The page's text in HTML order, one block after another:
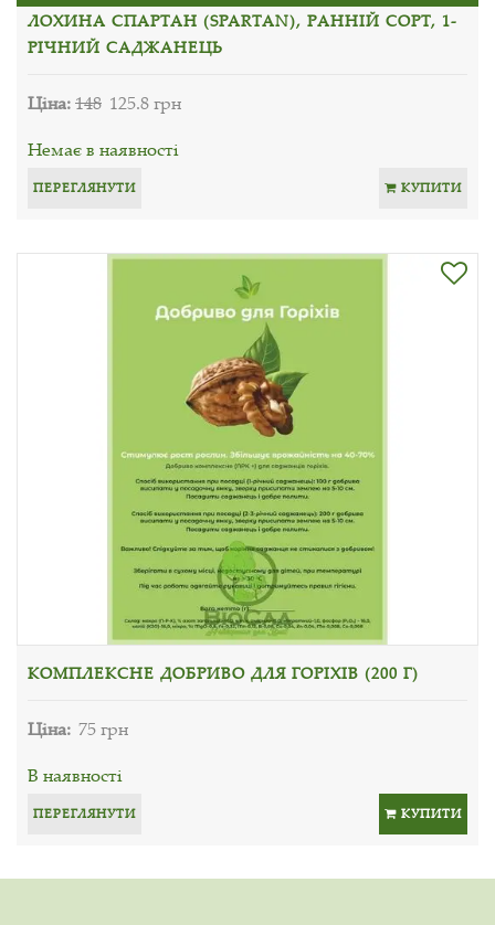
ЛОХИНА СПАРТАН (SPARTAN), РАННІЙ СОРТ, 1-
РІЧНИЙ САДЖАНЕЦЬ
Ціна:148 125.8 грн
Немає в наявності
ПЕРЕГЛЯНУТИ КУПИТИ
КОМПЛЕКСНЕ ДОБРИВО ДЛЯ ГОРІХІВ (200 Г)
Ціна: 75 грн
В наявності
ПЕРЕГЛЯНУТИ КУПИТИ